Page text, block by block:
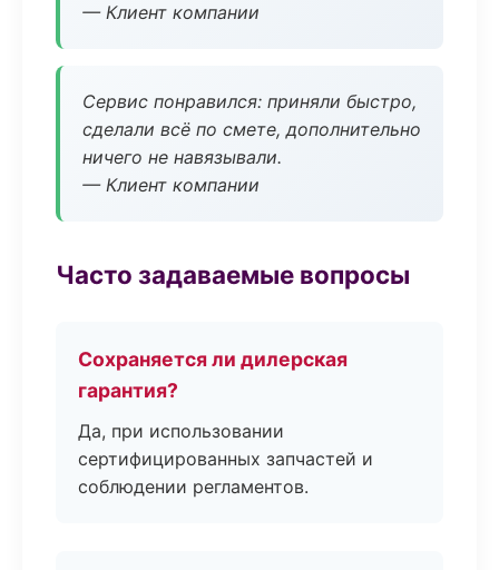
— Клиент компании
Сервис понравился: приняли быстро,
сделали всё по смете, дополнительно
ничего не навязывали.
— Клиент компании
Часто задаваемые вопросы
Сохраняется ли дилерская
гарантия?
Да, при использовании
сертифицированных запчастей и
соблюдении регламентов.